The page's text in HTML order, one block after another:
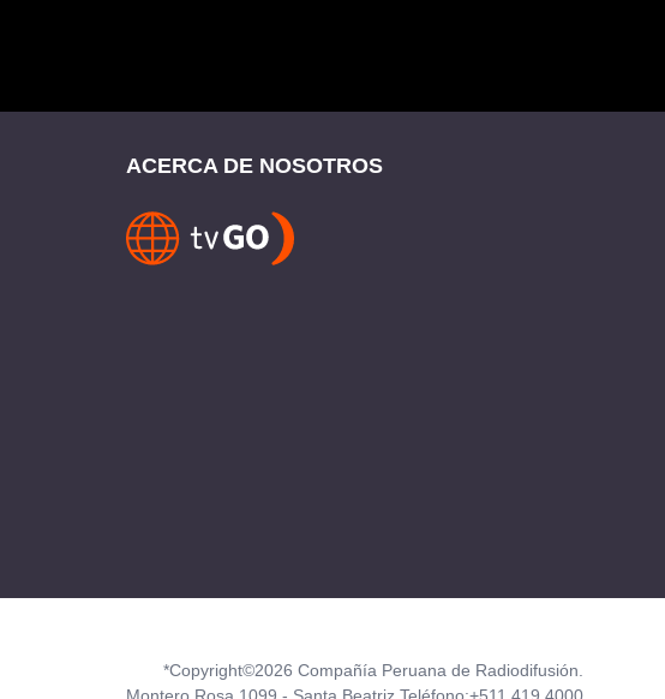
ACERCA DE NOSOTROS
*Copyright©2026 Compañía Peruana de Radiodifusión.